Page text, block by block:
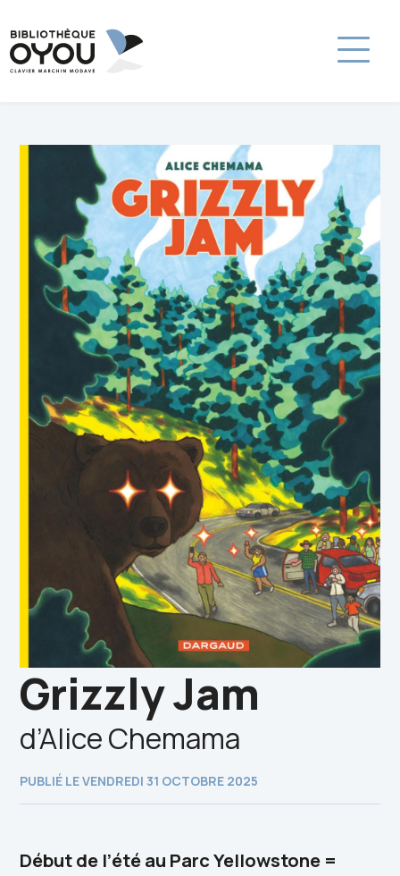
Grizzly Jam
d’Alice Chemama
PUBLIÉ LE VENDREDI 31 OCTOBRE 2025
Début de l’été au Parc Yellowstone =